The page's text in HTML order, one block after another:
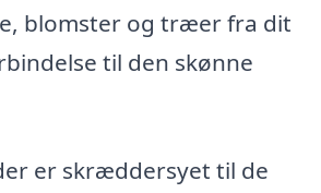
blomster og træer fra dit
til den skønne
er skræddersyet til de